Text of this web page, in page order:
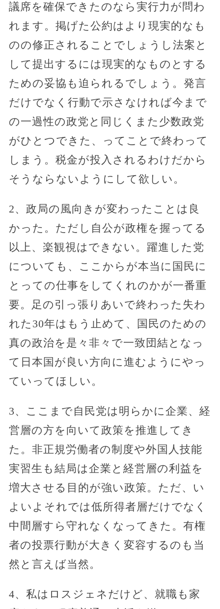
議席を確保できたのなら実行力が問わ
れます。掲げた公約はより現実的なも
のの修正されることでしょうし法案と
して提出するには現実的なものとする
ための妥協も迫られるでしょう。発言
だけでなく行動で示さなければ今まで
の一過性の政党と同じくまた少数政党
がひとつできた、ってことで終わって
しまう。税金が投入されるわけだから
そうならないようにして欲しい。
2、政局の風向きが変わったことは良
かった。ただし自公が政権を握ってる
以上、楽観視はできない。躍進した党
についても、ここからが本当に国民に
とっての仕事をしてくれのかが一番重
要。足の引っ張りあいで終わった失わ
れた30年はもう止めて、国民のための
真の政治を是々非々で一致団結となっ
て日本国が良い方向に進むようにやっ
ていってほしい。
3、ここまで自民党は明らかに企業、経
営層の方を向いて政策を推進してき
た。非正規労働者の制度や外国人技能
実習生も結局は企業と経営層の利益を
増大させる目的が強い政策。ただ、い
よいよそれでは低所得者層だけでなく
中間層すら守れなくなってきた。有権
者の投票行動が大きく変容するのも当
然と言えば当然。
4、私はロスジェネだけど、就職も家